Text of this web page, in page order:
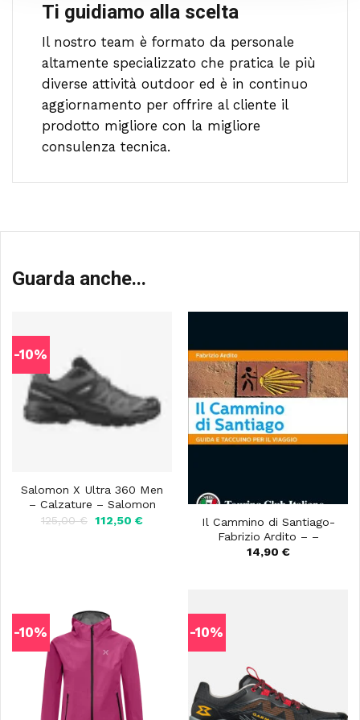
Ti guidiamo alla scelta
Il nostro team è formato da personale
altamente specializzato che pratica le più
diverse attività outdoor ed è in continuo
aggiornamento per offrire al cliente il
prodotto migliore con la migliore
consulenza tecnica.
Guarda anche...
-10%
Salomon X Ultra 360 Men
– Calzature – Salomon
125,00€ Il
prezzo
112,50€Il
Il Cammino di Santiago-
Fabrizio Ardito – –
14,90 €
-10% -10%